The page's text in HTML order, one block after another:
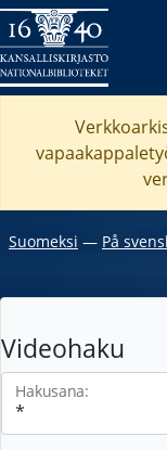
Suomeksi ― På
Videohaku
Hakusana: